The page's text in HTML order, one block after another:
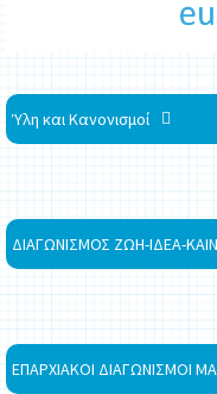
Ύλη και Κανονισμοί
ΔΙΑΓΩΝΙΣΜΟΣ ΖΩΗ-ΙΔΕΑ-
ΕΠΑΡΧΙΑΚΟΙ ΔΙΑΓΩΝΙΣΜΟΙ